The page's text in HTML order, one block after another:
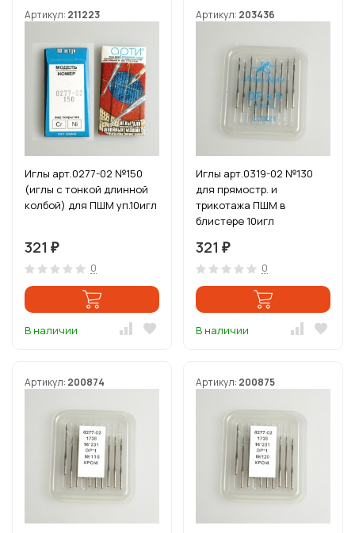
Артикул: 211223
Иглы арт.0277-02 №150
(иглы с тонкой длинной
колбой) для ПШМ уп.10игл
321 ₽
0
В наличии
Артикул: 203436
Иглы арт.0319-02 №130
для прямостр. и
трикотажа ПШМ в
блистере 10игл
321 ₽
0
В наличии
Артикул: 200874 Артикул: 200875